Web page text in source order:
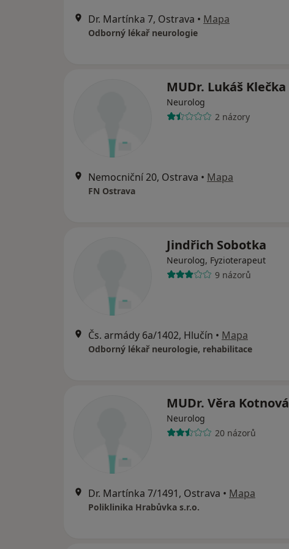
Dr. Martínka 7, Ostrava • Mapa
Odborný lékař neurologie
MUDr. Lukáš Klečka
Neurolog
2 názory
Nemocniční 20, Ostrava • Mapa
FN Ostrava
Jindřich Sobotka
Neurolog, Fyzioterapeut
9 názorů
Čs. armády 6a/1402, Hlučín • Mapa
Odborný lékař neurologie, rehabilitace
MUDr. Věra Kotnová
Neurolog
20 názorů
Dr. Martínka 7/1491, Ostrava • Mapa
Poliklinika Hrabůvka s.r.o.